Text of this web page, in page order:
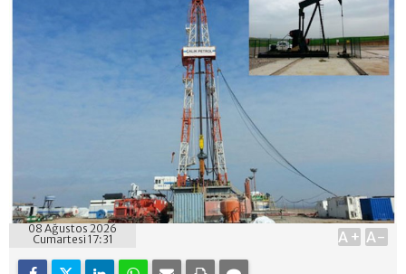
08 Ağustos 2026
Cumartesi 17:31
A+ A-